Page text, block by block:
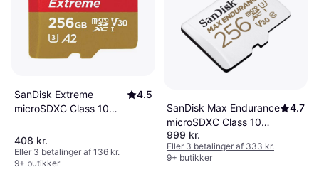
SanDisk Extreme
microSDXC Class 10
190/130MB/s 256GB
+Adapter
4.5
408 kr.
Eller 3 betalinger af 136 kr.
9+ butikker
SanDisk Max Endurance
microSDXC Class 10
UHS-I U3 V30
100/40MB/s 256GB
+SD adapter
4.7
999 kr.
Eller 3 betalinger af 333 kr.
9+ butikker